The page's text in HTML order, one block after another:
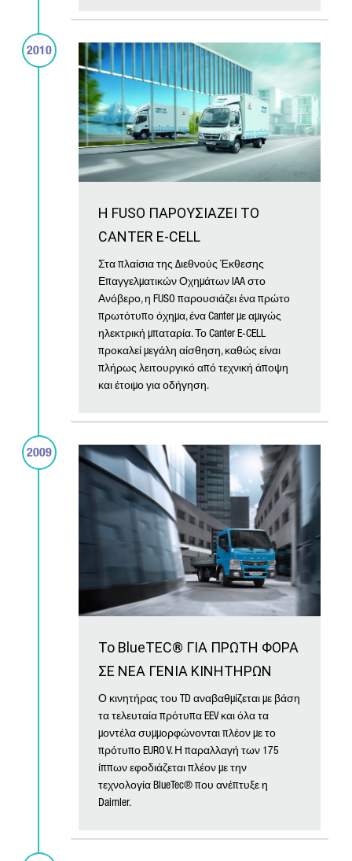
Η FUSO ΠΑΡΟΥΣΙΑΖΕΙ ΤΟ
CANTER E-CELL
Στα πλαίσια της Διεθνούς Έκθεσης
Επαγγελματικών Οχημάτων IAA στο
Ανόβερο, η FUSO παρουσιάζει ένα πρώτο
πρωτότυπο όχημα, ένα Canter με αμιγώς
ηλεκτρική μπαταρία. Το Canter E-CELL
προκαλεί μεγάλη αίσθηση, καθώς είναι
πλήρως λειτουργικό από τεχνική άποψη
και έτοιμο για οδήγηση.
2010
Το BlueTEC® ΓΙΑ ΠΡΩΤΗ ΦΟΡΑ
ΣΕ ΝΕΑ ΓΕΝΙΑ ΚΙΝΗΤΗΡΩΝ
Ο κινητήρας του TD αναβαθμίζεται με βάση
τα τελευταία πρότυπα EEV και όλα τα
μοντέλα συμμορφώνονται πλέον με το
πρότυπο EURO V. Η παραλλαγή των 175
ίππων εφοδιάζεται πλέον με την
τεχνολογία BlueTec® που ανέπτυξε η
Daimler.
2009